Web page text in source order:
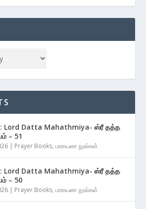
Lord Datta Mahathmiya- ஸ்ரீ தத்த
– 51
| Prayer Books,பாராயண நூல்கள்
Lord Datta Mahathmiya- ஸ்ரீ தத்த
– 50
| Prayer Books,பாராயண நூல்கள்